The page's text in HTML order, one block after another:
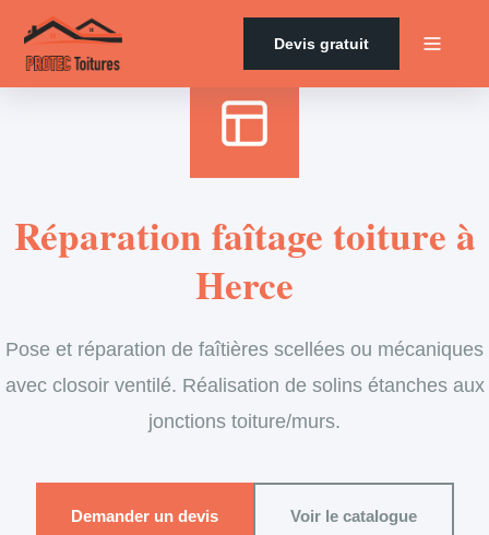
Devis gratuit
Réparation faîtage toiture à
Herce
Pose et réparation de faîtières scellées ou mécaniques
avec closoir ventilé. Réalisation de solins étanches aux
jonctions toiture/murs.
Demander un devis Voir le catalogue